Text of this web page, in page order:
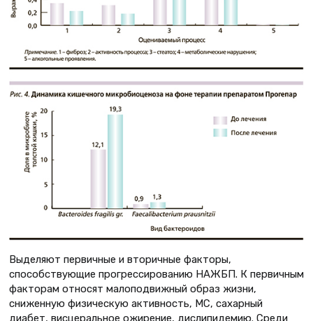
Выделяют первичные и вторичные факторы,
способствующие прогрессированию НАЖБП. К первичным
факторам относят малоподвижный образ жизни,
сниженную физическую активность, МС, сахарный
диабет, висцеральное ожирение, дислипидемию. Среди